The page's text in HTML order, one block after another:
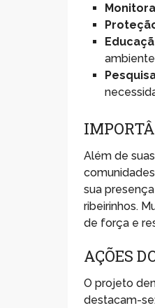
Além de
sua
ribeirinhos.
de força e
AÇÕES
O projeto
destacam-